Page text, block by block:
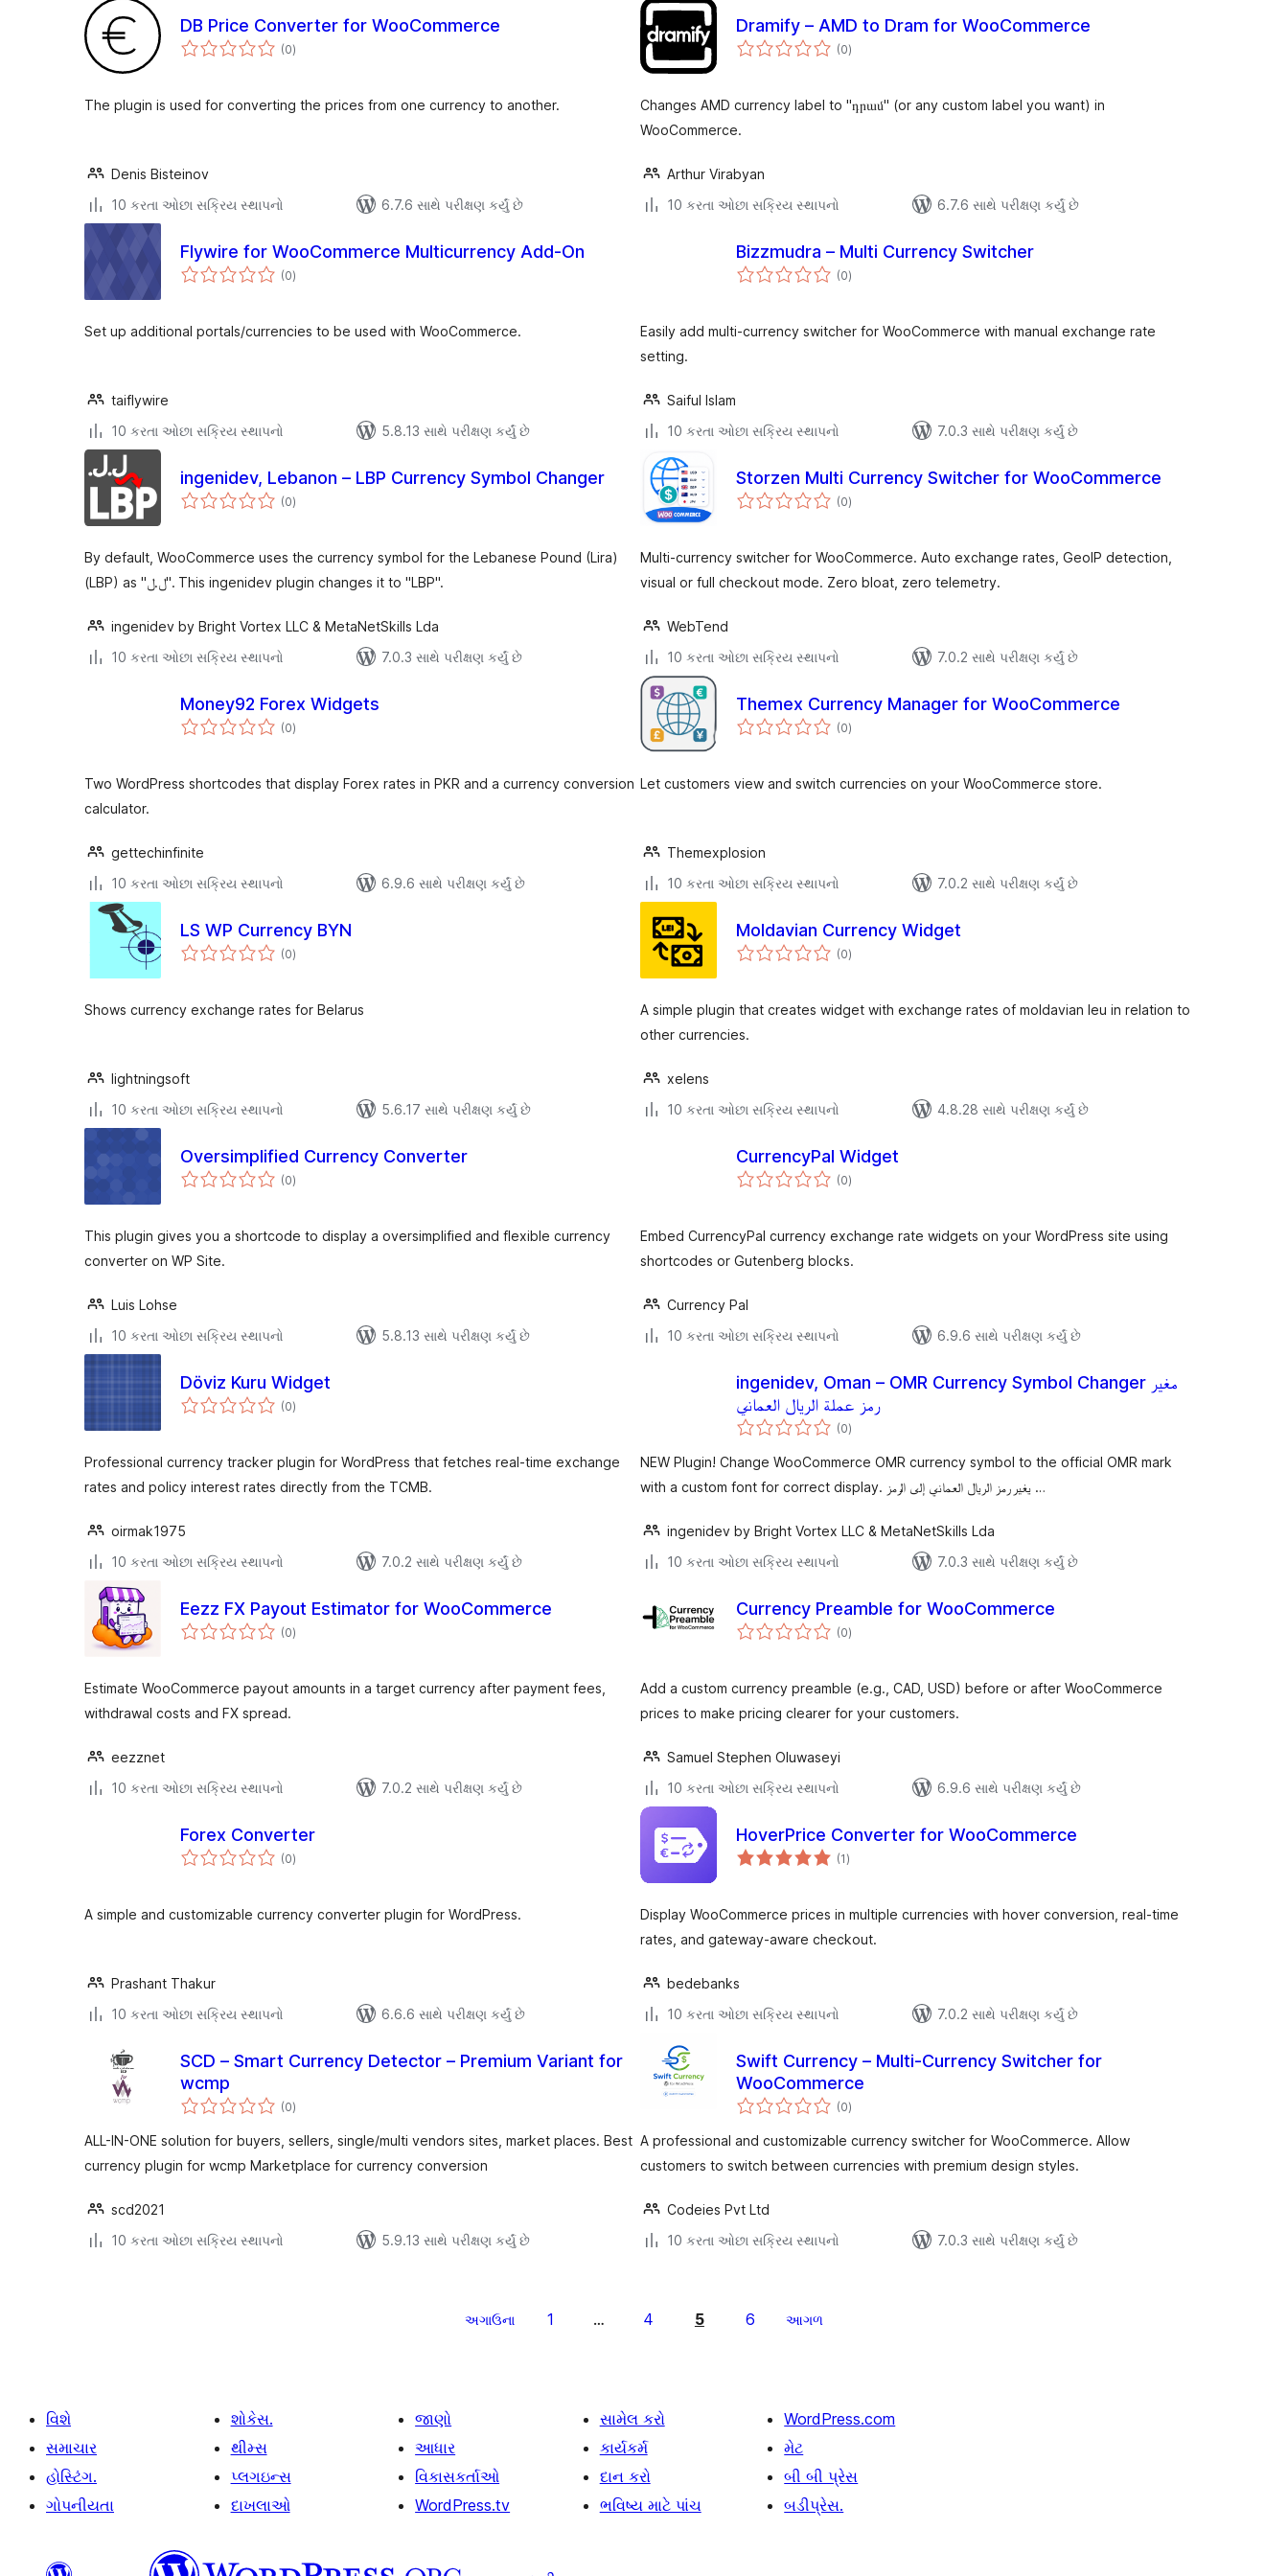
DB Price Converter for WooCommerce
(0કુલ
રેટિંગ્સ
)
The plugin is used for converting the prices from one currency to another.
Denis Bisteinov
10 કરતા ઓછા સક્રિય સ્થાપનો
6.7.6 સાથે પરીક્ષણ કર્યું છે
Dramify – AMD to Dram for WooCommerce
(0કુલ
રેટિંગ્સ
)
Changes AMD currency label to "դրամ" (or any custom label you want) in
WooCommerce.
Arthur Virabyan
10 કરતા ઓછા સક્રિય સ્થાપનો
6.7.6 સાથે પરીક્ષણ કર્યું છે
Flywire for WooCommerce Multicurrency Add-On
(0કુલ
રેટિંગ્સ
)
Set up additional portals/currencies to be used with WooCommerce.
taiflywire
10 કરતા ઓછા સક્રિય સ્થાપનો
5.8.13 સાથે પરીક્ષણ કર્યું છે
Bizzmudra – Multi Currency Switcher
(0કુલ
રેટિંગ્સ
)
Easily add multi-currency switcher for WooCommerce with manual exchange rate
setting.
Saiful Islam
10 કરતા ઓછા સક્રિય સ્થાપનો
7.0.3 સાથે પરીક્ષણ કર્યું છે
ingenidev, Lebanon – LBP Currency Symbol Changer
(0કુલ
રેટિંગ્સ
)
By default, WooCommerce uses the currency symbol for the Lebanese Pound (Lira)
(LBP) as "ل.ل". This ingenidev plugin changes it to "LBP".
ingenidev by Bright Vortex LLC & MetaNetSkills Lda
10 કરતા ઓછા સક્રિય સ્થાપનો
7.0.3 સાથે પરીક્ષણ કર્યું છે
Storzen Multi Currency Switcher for WooCommerce
(0કુલ
રેટિંગ્સ
)
Multi-currency switcher for WooCommerce. Auto exchange rates, GeoIP detection,
visual or full checkout mode. Zero bloat, zero telemetry.
WebTend
10 કરતા ઓછા સક્રિય સ્થાપનો
7.0.2 સાથે પરીક્ષણ કર્યું છે
Money92 Forex Widgets
(0કુલ
રેટિંગ્સ
)
Two WordPress shortcodes that display Forex rates in PKR and a currency conversion
calculator.
gettechinfinite
10 કરતા ઓછા સક્રિય સ્થાપનો
6.9.6 સાથે પરીક્ષણ કર્યું છે
Themex Currency Manager for WooCommerce
(0કુલ
રેટિંગ્સ
)
Let customers view and switch currencies on your WooCommerce store.
Themexplosion
10 કરતા ઓછા સક્રિય સ્થાપનો
7.0.2 સાથે પરીક્ષણ કર્યું છે
LS WP Currency BYN
(0કુલ
રેટિંગ્સ
)
Shows currency exchange rates for Belarus
lightningsoft
10 કરતા ઓછા સક્રિય સ્થાપનો
5.6.17 સાથે પરીક્ષણ કર્યું છે
Moldavian Currency Widget
(0કુલ
રેટિંગ્સ
)
A simple plugin that creates widget with exchange rates of moldavian leu in relation to
other currencies.
xelens
10 કરતા ઓછા સક્રિય સ્થાપનો
4.8.28 સાથે પરીક્ષણ કર્યું છે
Oversimplified Currency Converter
(0કુલ
રેટિંગ્સ
)
This plugin gives you a shortcode to display a oversimplified and flexible currency
converter on WP Site.
Luis Lohse
10 કરતા ઓછા સક્રિય સ્થાપનો
5.8.13 સાથે પરીક્ષણ કર્યું છે
CurrencyPal Widget
(0કુલ
રેટિંગ્સ
)
Embed CurrencyPal currency exchange rate widgets on your WordPress site using
shortcodes or Gutenberg blocks.
Currency Pal
10 કરતા ઓછા સક્રિય સ્થાપનો
6.9.6 સાથે પરીક્ષણ કર્યું છે
Döviz Kuru Widget
(0કુલ
રેટિંગ્સ
)
Professional currency tracker plugin for WordPress that fetches real-time exchange
rates and policy interest rates directly from the TCMB.
oirmak1975
10 કરતા ઓછા સક્રિય સ્થાપનો
7.0.2 સાથે પરીક્ષણ કર્યું છે
ingenidev, Oman – OMR Currency Symbol Changer مغير
رمز عملة الريال العماني
(0કુલ
રેટિંગ્સ
)
NEW Plugin! Change WooCommerce OMR currency symbol to the official OMR mark
with a custom font for correct display. يغير رمز الريال العماني إلى الرمز …
ingenidev by Bright Vortex LLC & MetaNetSkills Lda
10 કરતા ઓછા સક્રિય સ્થાપનો
7.0.3 સાથે પરીક્ષણ કર્યું છે
Eezz FX Payout Estimator for WooCommerce
(0કુલ
રેટિંગ્સ
)
Estimate WooCommerce payout amounts in a target currency after payment fees,
withdrawal costs and FX spread.
eezznet
10 કરતા ઓછા સક્રિય સ્થાપનો
7.0.2 સાથે પરીક્ષણ કર્યું છે
Currency Preamble for WooCommerce
(0કુલ
રેટિંગ્સ
)
Add a custom currency preamble (e.g., CAD, USD) before or after WooCommerce
prices to make pricing clearer for your customers.
Samuel Stephen Oluwaseyi
10 કરતા ઓછા સક્રિય સ્થાપનો
6.9.6 સાથે પરીક્ષણ કર્યું છે
Forex Converter
(0કુલ
રેટિંગ્સ
)
A simple and customizable currency converter plugin for WordPress.
Prashant Thakur
10 કરતા ઓછા સક્રિય સ્થાપનો
6.6.6 સાથે પરીક્ષણ કર્યું છે
HoverPrice Converter for WooCommerce
(1કુલ
રેટિંગ્સ
)
Display WooCommerce prices in multiple currencies with hover conversion, real-time
rates, and gateway-aware checkout.
bedebanks
10 કરતા ઓછા સક્રિય સ્થાપનો
7.0.2 સાથે પરીક્ષણ કર્યું છે
SCD – Smart Currency Detector – Premium Variant for
wcmp
(0કુલ
રેટિંગ્સ
)
ALL-IN-ONE solution for buyers, sellers, single/multi vendors sites, market places. Best
currency plugin for wcmp Marketplace for currency conversion
scd2021
10 કરતા ઓછા સક્રિય સ્થાપનો
5.9.13 સાથે પરીક્ષણ કર્યું છે
Swift Currency – Multi-Currency Switcher for
WooCommerce
(0કુલ
રેટિંગ્સ
)
A professional and customizable currency switcher for WooCommerce. Allow
customers to switch between currencies with premium design styles.
Codeies Pvt Ltd
10 કરતા ઓછા સક્રિય સ્થાપનો
7.0.3 સાથે પરીક્ષણ કર્યું છે
અગાઉના 1 … 4 5 6 આગળ
વિશે
સમાચાર
હોસ્ટિંગ.
ગોપનીયતા
શોકેસ.
થીમ્સ
પ્લગઇન્સ
દાખલાઓ
જાણો
આધાર
વિકાસકર્તાઓ
WordPress.tv
સામેલ કરો
કાર્યકર્મ
દાન કરો
ભવિષ્ય માટે પાંચ
WordPress.com
મેટ
બી બી પ્રેસ
બડીપ્રેસ.